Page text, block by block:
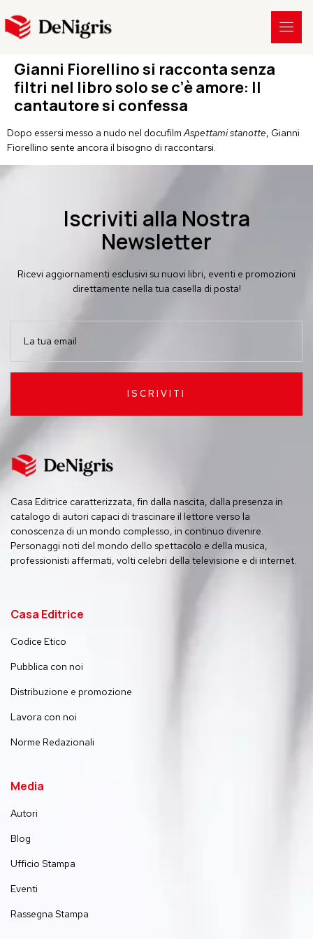
Gianni Fiorellino si racconta senza
filtri nel libro solo se c’è amore: Il
cantautore si confessa
Dopo essersi messo a nudo nel docufilmAspettami stanotte, Gianni
Fiorellino sente ancora il bisogno di raccontarsi.
Iscriviti alla Nostra
Newsletter
Ricevi aggiornamenti esclusivi su nuovi libri, eventi e promozioni
direttamente nella tua casella di posta!
ISCRIVITI
Casa Editrice caratterizzata, fin dalla nascita, dalla presenza in
catalogo di autori capaci di trascinare il lettore verso la
conoscenza di un mondo complesso, in continuo divenire.
Personaggi noti del mondo dello spettacolo e della musica,
professionisti affermati, volti celebri della televisione e di internet.
Casa Editrice
Codice Etico
Pubblica con noi
Distribuzione e promozione
Lavora con noi
Norme Redazionali
Media
Autori
Blog
Ufficio Stampa
Eventi
Rassegna Stampa